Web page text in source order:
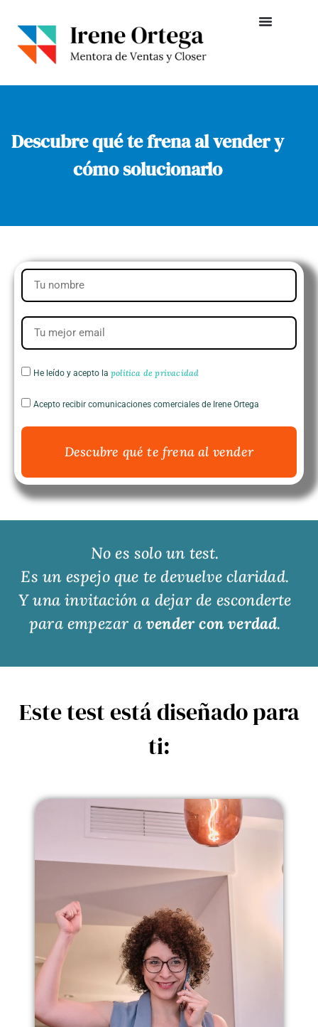
Descubre qué te frena al vender y
cómo solucionarlo
He leído y acepto la política de privacidad
Acepto recibir comunicaciones comerciales de Irene Ortega
Descubre qué te frena al vender
No es solo un test.
Es un espejo que te devuelve claridad.
Y una invitación a dejar de esconderte
para empezar a vender con verdad.
Este test está diseñado para
ti: